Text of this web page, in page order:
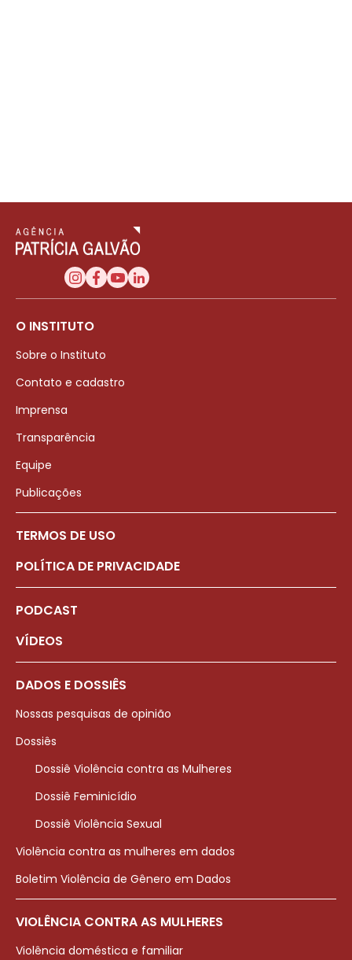
O INSTITUTO
Sobre o Instituto
Contato e cadastro
Imprensa
Transparência
Equipe
Publicações
TERMOS DE USO
POLÍTICA DE PRIVACIDADE
PODCAST
VÍDEOS
DADOS E DOSSIÊS
Nossas pesquisas de opinião
Dossiês
Dossiê Violência contra as Mulheres
Dossiê Feminicídio
Dossiê Violência Sexual
Violência contra as mulheres em dados
Boletim Violência de Gênero em Dados
VIOLÊNCIA CONTRA AS MULHERES
Violência doméstica e familiar